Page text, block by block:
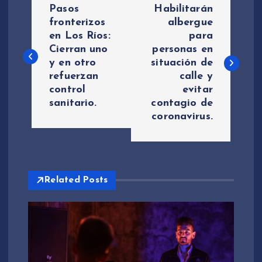
v
c
Pasos
fronterizos
en Los Ríos:
Cierran uno
y en otro
refuerzan
control
sanitario.
Habilitarán
albergue
para
personas en
situación de
calle y
evitar
contagio de
coronavirus.
Related Posts